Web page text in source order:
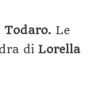
Todaro. Le
di Lorella